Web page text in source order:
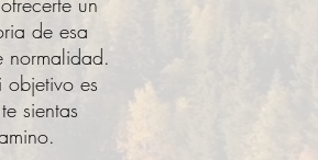
de esa
normalidad.
es
sientas